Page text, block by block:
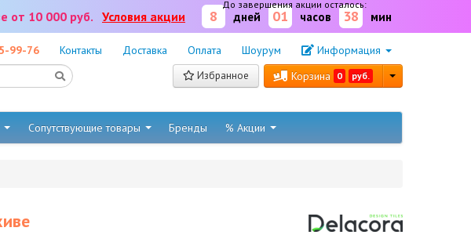
от 10 000 руб. Условия акции
До завершения акции осталось:
8 дней 01 часов 38 мин
99-76 Контакты Доставка Оплата Шоурум Информация
Избранное Корзина 0 руб.
Сопутствующие товары Бренды % Акции